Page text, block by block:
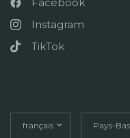
Instagram
TikTok